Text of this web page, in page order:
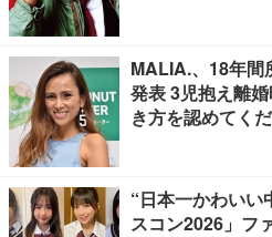
MALIA.、18年間
発表 3児抱え離
き方を認めてく
“日本一かわいい
スコン2026」フ